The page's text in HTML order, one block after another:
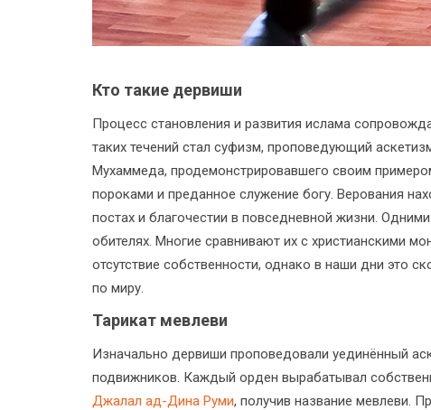
Кто такие дервиши
Процесс становления и развития ислама
таких течений стал суфизм, проповедующий
Мухаммеда, продемонстрировавшего своим
пороками и преданное служение богу. Верования
постах и благочестии в повседневной жизни.
обителях. Многие сравнивают их с христианскими
отсутствие собственности, однако в наши дни это
по миру.
Тарикат мевлеви
Изначально дервиши проповедовали уединённый
подвижников. Каждый орден вырабатывал
Джалал ад-Дина Руми, получив название мевлеви.